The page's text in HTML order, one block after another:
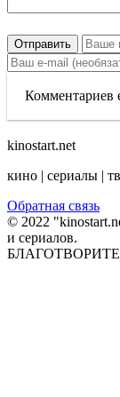
Отправить
Комментариев
kinostart.net
кино | сериалы |
Обратная связь
© 2022
и сериалов.